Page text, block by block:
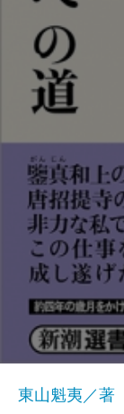
東山魁夷／著